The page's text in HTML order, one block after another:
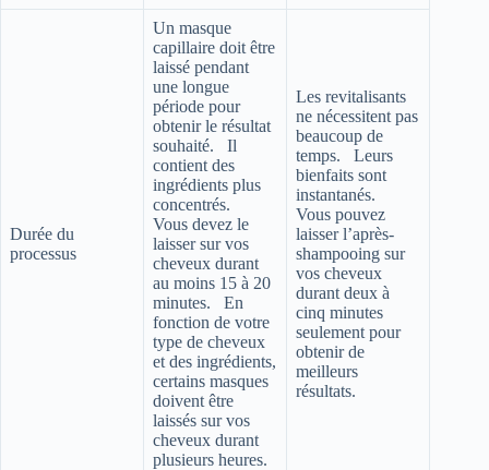
Durée du
processus
Un masque
capillaire doit être
laissé pendant
une longue
période pour
obtenir le résultat
souhaité. Il
contient des
ingrédients plus
concentrés.
Vous devez le
laisser sur vos
cheveux durant
au moins 15 à 20
minutes. En
fonction de votre
type de cheveux
et des ingrédients,
certains masques
doivent être
laissés sur vos
cheveux durant
plusieurs heures.
Les revitalisants
ne nécessitent pas
beaucoup de
temps. Leurs
bienfaits sont
instantanés.
Vous pouvez
laisser l’après-
shampooing sur
vos cheveux
durant deux à
cinq minutes
seulement pour
obtenir de
meilleurs
résultats.